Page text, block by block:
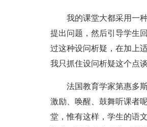
我的课堂大都采用一种
提出问题，然后引导学生
过这种设问析疑，在加上
我只抓住设问析疑这个点
法国教育学家第惠多斯
激励、唤醒、鼓舞听课者
堂，惟有这样，学生的语